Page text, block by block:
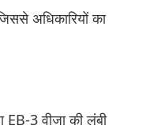
अधिकारियों का
EB-3 वीजा की लंबी